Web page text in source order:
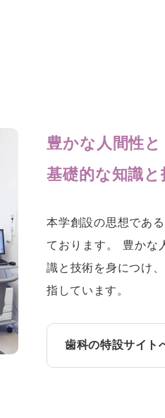
豊かな人間性と
基礎的な知識
本学創設の思想であ
ております。 豊かな
識と技術を身につけ
指しています。
歯科の特設サイト